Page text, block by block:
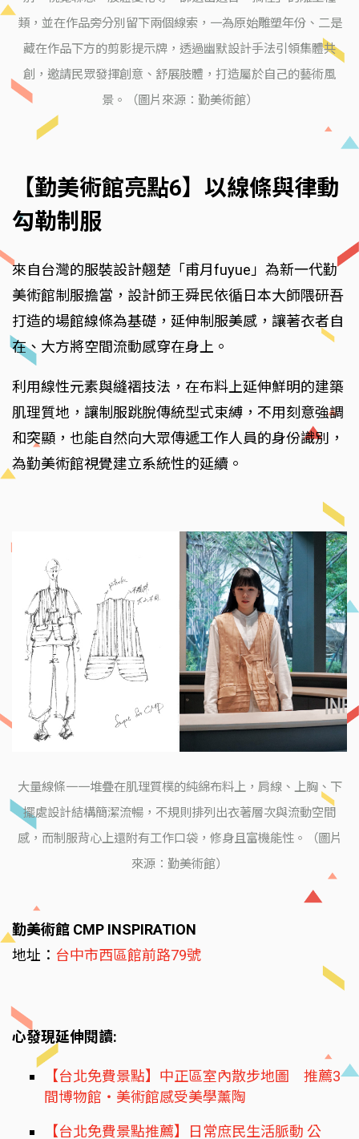
類，並在作品旁分別留下兩個線索，一為原始雕塑年份、二是
藏在作品下方的剪影提示牌，透過幽默設計手法引領集體共
創，邀請民眾發揮創意、舒展肢體，打造屬於自己的藝術風
景。（圖片來源：勤美術館）
【勤美術館亮點6】以線條與律動
勾勒制服
來自台灣的服裝設計翹楚「甫月fuyue」為新一代勤
美術館制服擔當，設計師王舜民依循日本大師隈研吾
打造的場館線條為基礎，延伸制服美感，讓著衣者自
在、大方將空間流動感穿在身上。
利用線性元素與縫褶技法，在布料上延伸鮮明的建築
肌理質地，讓制服跳脫傳統型式束縛，不用刻意強調
和突顯，也能自然向大眾傳遞工作人員的身份識別，
為勤美術館視覺建立系統性的延續。
大量線條一一堆疊在肌理質樸的純綿布料上，肩線、上胸、下
擺處設計結構簡潔流暢，不規則排列出衣著層次與流動空間
感，而制服背心上還附有工作口袋，修身且富機能性。（圖片
來源：勤美術館）
勤美術館 CMP INSPIRATION
地址： 台中市西區館前路79號
心發現延伸閱讀:
【台北免費景點】中正區室內散步地圖 推薦3
間博物館‧美術館感受美學薰陶
【台北免費景點推薦】日常庶民生活脈動 公